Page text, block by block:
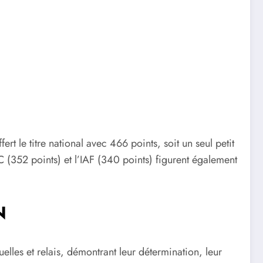
le titre national avec 466 points, soit un seul petit
(352 points) et l’IAF (340 points) figurent également
et relais, démontrant leur détermination, leur